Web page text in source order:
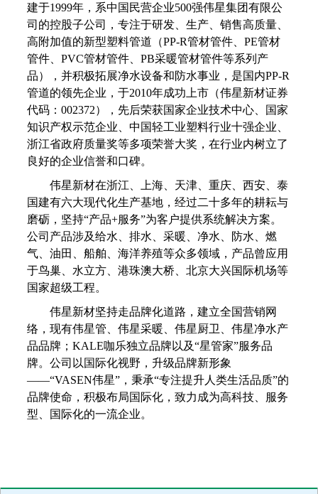
建于1999年，系中国民营企业500强伟星集团有限公
司的控股子公司，专注于研发、生产、销售高质量、
高附加值的新型塑料管道（PP-R管材管件、PE管材
管件、PVC管材管件、PB采暖管材管件等系列产
品），并积极拓展净水设备和防水事业，是国内PP-R
管道的领先企业，于2010年成功上市（伟星新材证券
代码：002372），先后荣获国家企业技术中心、国家
知识产权示范企业、中国轻工业塑料行业十强企业、
浙江省政府质量奖等多项荣誉大奖，在行业内树立了
良好的企业信誉和口碑。
伟星新材在浙江、上海、天津、重庆、西安、泰
国建有六大现代化生产基地，经过二十多年的耕耘与
磨砺，坚持“产品+服务”为客户提供系统解决方案。
公司产品涉及给水、排水、采暖、净水、防水、燃
气、油田、船舶、海洋养殖等众多领域，产品曾应用
于鸟巢、水立方、港珠澳大桥、北京大兴国际机场等
国家超级工程。
伟星新材坚持走品牌化道路，建立全国营销网
络，现有伟星管、伟星采暖、伟星厨卫、伟星净水产
品品牌；KALE咖乐独立品牌以及“星管家”服务品
牌。公司以国际化视野，升级品牌新形象
——“VASEN伟星”，秉承“专注提升人类生活品质”的
品牌使命，积极布局国际化，致力成为高科技、服务
型、国际化的一流企业。